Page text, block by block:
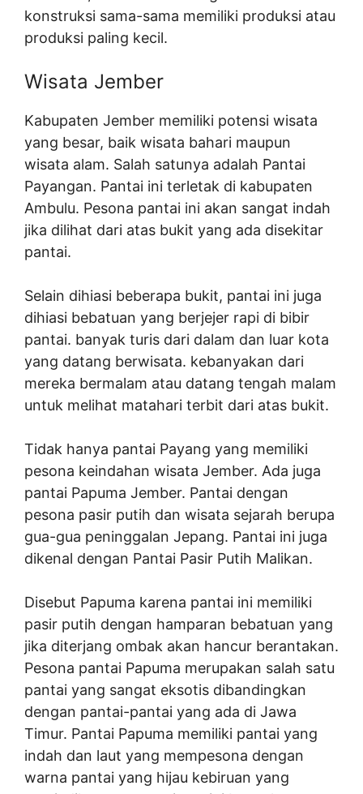
konstruksi sama-sama memiliki produksi atau
produksi paling kecil.
Wisata Jember
Kabupaten Jember memiliki potensi wisata
yang besar, baik wisata bahari maupun
wisata alam. Salah satunya adalah Pantai
Payangan. Pantai ini terletak di kabupaten
Ambulu. Pesona pantai ini akan sangat indah
jika dilihat dari atas bukit yang ada disekitar
pantai.
Selain dihiasi beberapa bukit, pantai ini juga
dihiasi bebatuan yang berjejer rapi di bibir
pantai. banyak turis dari dalam dan luar kota
yang datang berwisata. kebanyakan dari
mereka bermalam atau datang tengah malam
untuk melihat matahari terbit dari atas bukit.
Tidak hanya pantai Payang yang memiliki
pesona keindahan wisata Jember. Ada juga
pantai Papuma Jember. Pantai dengan
pesona pasir putih dan wisata sejarah berupa
gua-gua peninggalan Jepang. Pantai ini juga
dikenal dengan Pantai Pasir Putih Malikan.
Disebut Papuma karena pantai ini memiliki
pasir putih dengan hamparan bebatuan yang
jika diterjang ombak akan hancur berantakan.
Pesona pantai Papuma merupakan salah satu
pantai yang sangat eksotis dibandingkan
dengan pantai-pantai yang ada di Jawa
Timur. Pantai Papuma memiliki pantai yang
indah dan laut yang mempesona dengan
warna pantai yang hijau kebiruan yang